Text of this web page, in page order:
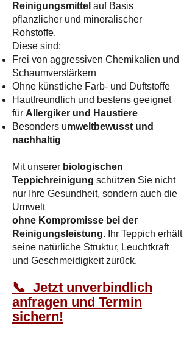
Reinigungsmittel auf Basis
pflanzlicher und mineralischer
Rohstoffe.
Diese sind:
Frei von aggressiven Chemikalien und
Schaumverstärkern
Ohne künstliche Farb- und Duftstoffe
Hautfreundlich und bestens geeignet
für Allergiker und Haustiere
Besonders umweltbewusst und
nachhaltig
Mit unserer biologischen
Teppichreinigung schützen Sie nicht
nur Ihre Gesundheit, sondern auch die
Umwelt
ohne Kompromisse bei der
Reinigungsleistung. Ihr Teppich erhält
seine natürliche Struktur, Leuchtkraft
und Geschmeidigkeit zurück.​
📞 Jetzt unverbindlich
anfragen und Termin
sichern!